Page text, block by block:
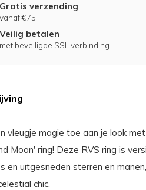
Gratis verzending
vanaf €75
Veilig betalen
met beveiligde SSL verbinding
vleugje magie toe aan je look
Moon' ring! Deze RVS ring is
en uitgesneden sterren en
chic.